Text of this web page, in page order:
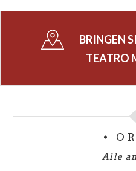
Giorgio Albertazzi,
Mariangela Melato,
Sergio Rubini, Margherita
Luca Barbareschi,
Theater, um den immer
Notwendigkeiten des
entgegenzukommen,
in sein
BRINGEN
TEATRO
Alle